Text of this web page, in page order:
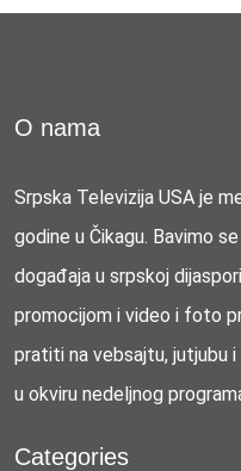
O nama
Srpska Televizija USA je
godine u Čikagu. Bavimo
događaja u srpskoj
promocijom i video i foto
pratiti na vebsajtu, jutjubu
u okviru nedeljnog
Categories